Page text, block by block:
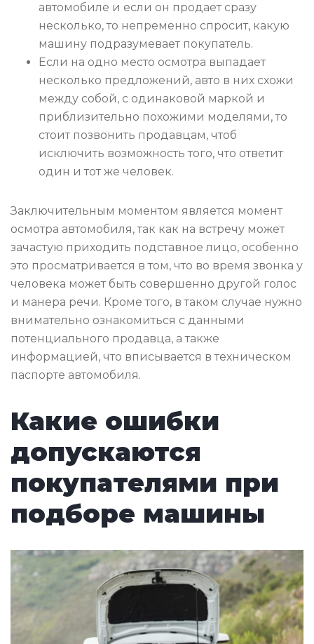
автомобиле и если он продает сразу
несколько, то непременно спросит, какую
машину подразумевает покупатель.
Если на одно место осмотра выпадает
несколько предложений, авто в них схожи
между собой, с одинаковой маркой и
приблизительно похожими моделями, то
стоит позвонить продавцам, чтоб
исключить возможность того, что ответит
один и тот же человек.
Заключительным моментом является момент
осмотра автомобиля, так как на встречу может
зачастую приходить подставное лицо, особенно
это просматривается в том, что во время звонка у
человека может быть совершенно другой голос
и манера речи. Кроме того, в таком случае нужно
внимательно ознакомиться с данными
потенциального продавца, а также
информацией, что вписывается в техническом
паспорте автомобиля.
Какие ошибки
допускаются
покупателями при
подборе машины